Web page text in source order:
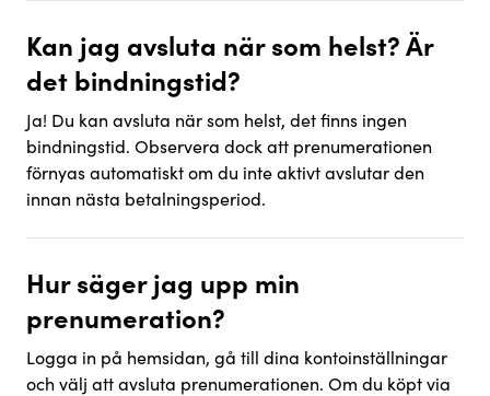
Kan jag avsluta när som helst? Är
det bindningstid?
Ja! Du kan avsluta när som helst, det finns ingen
bindningstid. Observera dock att prenumerationen
förnyas automatiskt om du inte aktivt avslutar den
innan nästa betalningsperiod.
Hur säger jag upp min
prenumeration?
Logga in på hemsidan, gå till dina kontoinställningar
och välj att avsluta prenumerationen. Om du köpt via